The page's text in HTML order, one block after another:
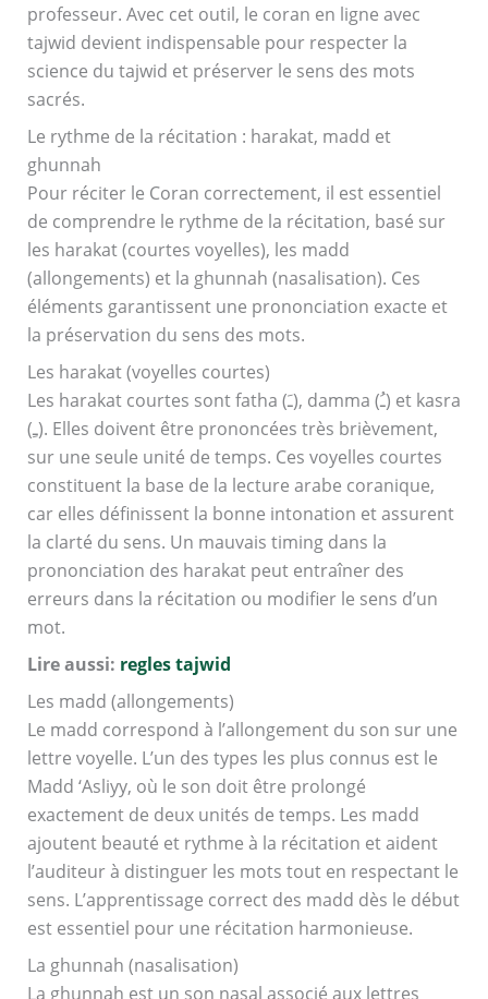
professeur. Avec cet outil, le coran en ligne avec
tajwid devient indispensable pour respecter la
science du tajwid et préserver le sens des mots
sacrés.
Le rythme de la récitation : harakat, madd et
ghunnah
Pour réciter le Coran correctement, il est essentiel
de comprendre le rythme de la récitation, basé sur
les harakat (courtes voyelles), les madd
(allongements) et la ghunnah (nasalisation). Ces
éléments garantissent une prononciation exacte et
la préservation du sens des mots.
Les harakat (voyelles courtes)
Les harakat courtes sont fatha (ـَ), damma (ـُ) et kasra
(ـِ). Elles doivent être prononcées très brièvement,
sur une seule unité de temps. Ces voyelles courtes
constituent la base de la lecture arabe coranique,
car elles définissent la bonne intonation et assurent
la clarté du sens. Un mauvais timing dans la
prononciation des harakat peut entraîner des
erreurs dans la récitation ou modifier le sens d’un
mot.
Lire aussi: regles tajwid
Les madd (allongements)
Le madd correspond à l’allongement du son sur une
lettre voyelle. L’un des types les plus connus est le
Madd ‘Asliyy, où le son doit être prolongé
exactement de deux unités de temps. Les madd
ajoutent beauté et rythme à la récitation et aident
l’auditeur à distinguer les mots tout en respectant le
sens. L’apprentissage correct des madd dès le début
est essentiel pour une récitation harmonieuse.
La ghunnah (nasalisation)
La ghunnah est un son nasal associé aux lettres